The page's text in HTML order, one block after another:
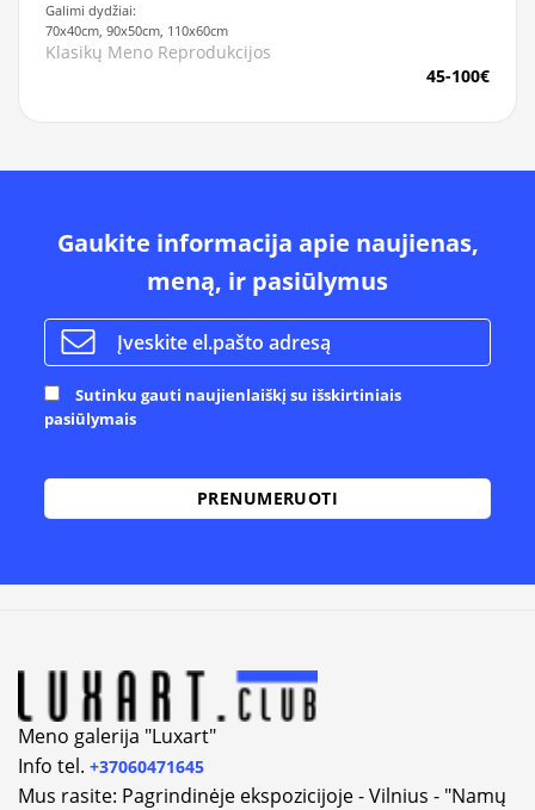
Galimi dydžiai:
70x40cm, 90x50cm, 110x60cm
Klasikų Meno Reprodukcijos
45-100€
Gaukite informacija apie naujienas,
meną, ir pasiūlymus
Sutinku gauti naujienlaiškį su išskirtiniais
pasiūlymais
Meno galerija "Luxart"
Info tel. +37060471645
Mus rasite: Pagrindinėje ekspozicijoje - Vilnius - "Namų